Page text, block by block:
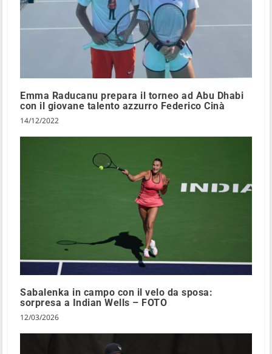
Emma Raducanu prepara il torneo ad Abu Dhabi
con il giovane talento azzurro Federico Cinà
14/12/2022
Sabalenka in campo con il velo da sposa:
sorpresa a Indian Wells – FOTO
12/03/2026